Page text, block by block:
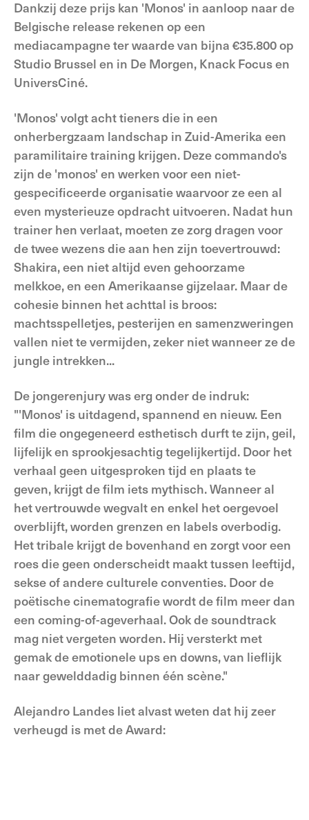
Dankzij deze prijs kan 'Monos' in aanloop naar de
Belgische release rekenen op een
mediacampagne ter waarde van bijna €35.800 op
Studio Brussel en in De Morgen, Knack Focus en
UniversCiné.
'Monos' volgt acht tieners die in een
onherbergzaam landschap in Zuid-Amerika een
paramilitaire training krijgen. Deze commando's
zijn de 'monos' en werken voor een niet-
gespecificeerde organisatie waarvoor ze een al
even mysterieuze opdracht uitvoeren. Nadat hun
trainer hen verlaat, moeten ze zorg dragen voor
de twee wezens die aan hen zijn toevertrouwd:
Shakira, een niet altijd even gehoorzame
melkkoe, en een Amerikaanse gijzelaar. Maar de
cohesie binnen het achttal is broos:
machtsspelletjes, pesterijen en samenzweringen
vallen niet te vermijden, zeker niet wanneer ze de
jungle intrekken...
De jongerenjury was erg onder de indruk:
"'Monos' is uitdagend, spannend en nieuw. Een
film die ongegeneerd esthetisch durft te zijn, geil,
lijfelijk en sprookjesachtig tegelijkertijd. Door het
verhaal geen uitgesproken tijd en plaats te
geven, krijgt de film iets mythisch. Wanneer al
het vertrouwde wegvalt en enkel het oergevoel
overblijft, worden grenzen en labels overbodig.
Het tribale krijgt de bovenhand en zorgt voor een
roes die geen onderscheidt maakt tussen leeftijd,
sekse of andere culturele conventies. Door de
poëtische cinematografie wordt de film meer dan
een coming-of-ageverhaal. Ook de soundtrack
mag niet vergeten worden. Hij versterkt met
gemak de emotionele ups en downs, van lieflijk
naar gewelddadig binnen één scène."
Alejandro Landes liet alvast weten dat hij zeer
verheugd is met de Award: